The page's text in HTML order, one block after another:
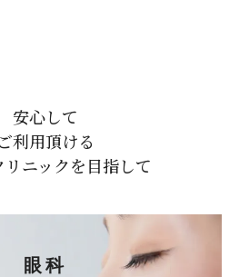
安心して
ご利用頂ける
ニックを目指して
眼科